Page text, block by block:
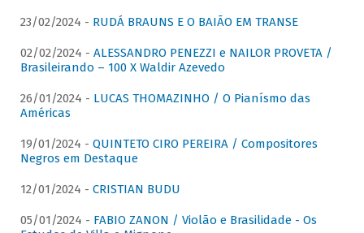
23/02/2024 - RUDÁ BRAUNS E O BAIÃO EM TRANSE
02/02/2024 - ALESSANDRO PENEZZI e NAILOR PROVETA /
Brasileirando – 100 X Waldir Azevedo
26/01/2024 - LUCAS THOMAZINHO / O Pianísmo das
Américas
19/01/2024 - QUINTETO CIRO PEREIRA / Compositores
Negros em Destaque
12/01/2024 - CRISTIAN BUDU
05/01/2024 - FABIO ZANON / Violão e Brasilidade - Os